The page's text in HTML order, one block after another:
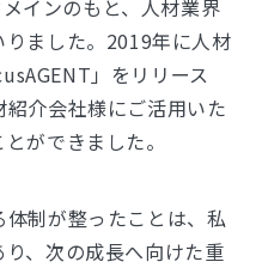
インのもと、人材業界
ました。2019年に人材
」をリリース
介会社様にご活用いた
ができました。
制が整ったことは、私
、次の成長へ向けた重